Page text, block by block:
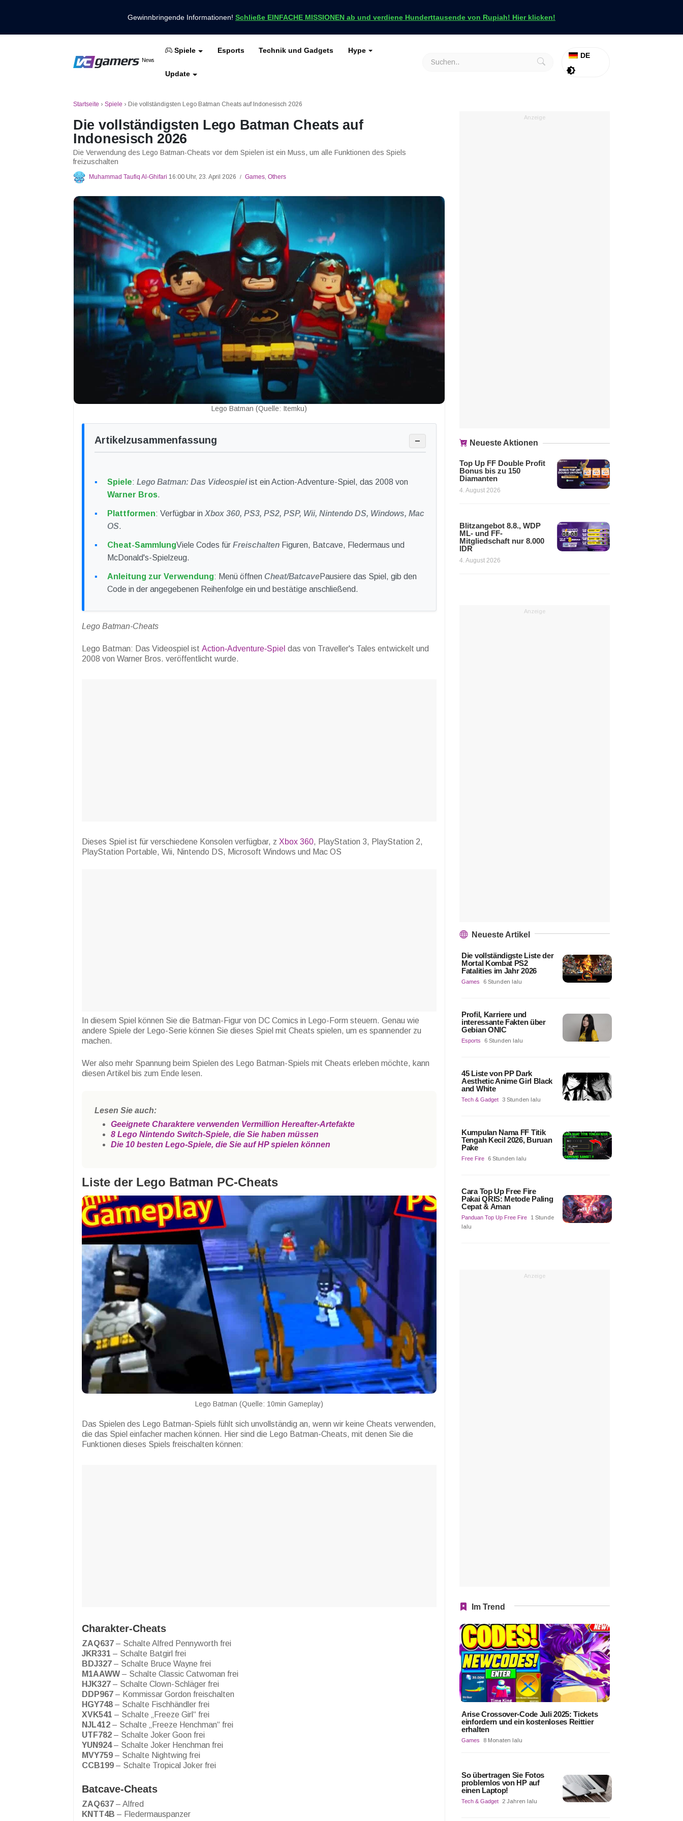
Gewinnbringende Informationen! Schließe EINFACHE MISSIONEN ab und verdiene Hunderttausende von Rupiah! Hier klicken!
VCGamers-Neuigkeiten
News
Holen Sie sich die neuesten Spielnachrichten nur bei VCGamers
Spiele Esports Technik und Gadgets Hype
Update
DE
Freies Feuer
Startseite › Spiele › Die vollständigsten Lego Batman Cheats auf Indonesisch 2026
Die vollständigsten Lego Batman Cheats auf
Indonesisch 2026
Die Verwendung des Lego Batman-Cheats vor dem Spielen ist ein Muss, um alle Funktionen des Spiels
freizuschalten
Muhammad Taufiq Al-Ghifari 16:00 Uhr, 23. April 2026 / Games, Others
Lego Batman (Quelle: Itemku)
Artikelzusammenfassung −
Spiele: Lego Batman: Das Videospielist ein Action-Adventure-Spiel, das 2008 von
Warner Bros.
Plattformen: Verfügbar in Xbox 360, PS3, PS2, PSP, Wii, Nintendo DS, Windows, Mac
OS.
Cheat-SammlungViele Codes für Freischalten Figuren, Batcave, Fledermaus und
McDonald's-Spielzeug.
Anleitung zur Verwendung: Menü öffnen Cheat/BatcavePausiere das Spiel, gib den
Code in der angegebenen Reihenfolge ein und bestätige anschließend.
Lego Batman-Cheats
Lego Batman: Das Videospiel ist Action-Adventure-Spiel das von Traveller's Tales entwickelt und
2008 von Warner Bros. veröffentlicht wurde.
Dieses Spiel ist für verschiedene Konsolen verfügbar, z Xbox 360, PlayStation 3, PlayStation 2,
PlayStation Portable, Wii, Nintendo DS, Microsoft Windows und Mac OS
In diesem Spiel können Sie die Batman-Figur von DC Comics in Lego-Form steuern. Genau wie
andere Spiele der Lego-Serie können Sie dieses Spiel mit Cheats spielen, um es spannender zu
machen.
Wer also mehr Spannung beim Spielen des Lego Batman-Spiels mit Cheats erleben möchte, kann
diesen Artikel bis zum Ende lesen.
Lesen Sie auch:
Geeignete Charaktere verwenden Vermillion Hereafter-Artefakte
8 Lego Nintendo Switch-Spiele, die Sie haben müssen
Die 10 besten Lego-Spiele, die Sie auf HP spielen können
Liste der Lego Batman PC-Cheats
Lego Batman (Quelle: 10min Gameplay)
Das Spielen des Lego Batman-Spiels fühlt sich unvollständig an, wenn wir keine Cheats verwenden,
die das Spiel einfacher machen können. Hier sind die Lego Batman-Cheats, mit denen Sie die
Funktionen dieses Spiels freischalten können:
Charakter-Cheats
ZAQ637 – Schalte Alfred Pennyworth frei
JKR331 – Schalte Batgirl frei
BDJ327 – Schalte Bruce Wayne frei
M1AAWW – Schalte Classic Catwoman frei
HJK327 – Schalte Clown-Schläger frei
DDP967 – Kommissar Gordon freischalten
HGY748 – Schalte Fischhändler frei
XVK541 – Schalte „Freeze Girl“ frei
NJL412 – Schalte „Freeze Henchman“ frei
UTF782 – Schalte Joker Goon frei
YUN924– Schalte Joker Henchman frei
MVY759 – Schalte Nightwing frei
CCB199 – Schalte Tropical Joker frei
Batcave-Cheats
ZAQ637 – Alfred
KNTT4B – Fledermauspanzer
Anzeige
Neueste Aktionen
Top Up FF Double Profit
Bonus bis zu 150
Diamanten
4. August 2026
Blitzangebot 8.8., WDP
ML- und FF-
Mitgliedschaft nur 8.000
IDR
4. August 2026
Anzeige
Neueste Artikel
Die vollständigste Liste der
Mortal Kombat PS2
Fatalities im Jahr 2026
Games 6 Stunden lalu
Profil, Karriere und
interessante Fakten über
Gebian ONIC
Esports 6 Stunden lalu
45 Liste von PP Dark
Aesthetic Anime Girl Black
and White
Tech & Gadget 3 Stunden lalu
Kumpulan Nama FF Titik
Tengah Kecil 2026, Buruan
Pake
Free Fire 6 Stunden lalu
Cara Top Up Free Fire
Pakai QRIS: Metode Paling
Cepat & Aman
Panduan Top Up Free Fire
1 Stunde
lalu
Anzeige
Im Trend
Arise Crossover-Code Juli 2025: Tickets
einfordern und ein kostenloses Reittier
erhalten
Games 8 Monaten lalu
So übertragen Sie Fotos
problemlos von HP auf
einen Laptop!
Tech & Gadget 2 Jahren lalu